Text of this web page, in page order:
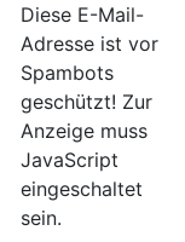
Diese E-Mail-
Adresse ist vor
Spambots
geschützt! Zur
Anzeige muss
JavaScript
eingeschaltet
sein.